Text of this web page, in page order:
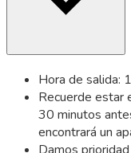
Hora de salida:
Recuerde estar
30 minutos
encontrará un